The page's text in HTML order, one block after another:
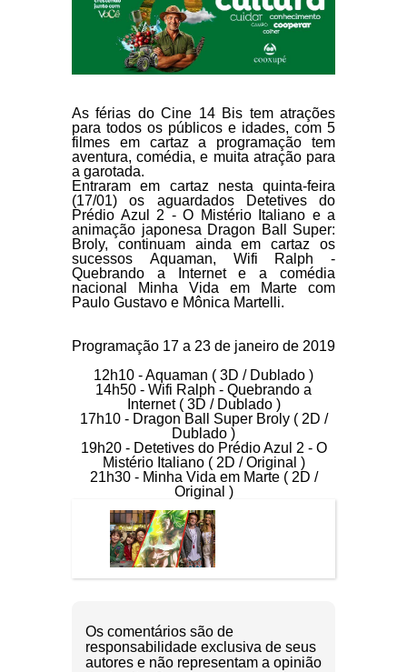
As férias do Cine 14 Bis tem atrações
para todos os públicos e idades, com 5
filmes em cartaz a programação tem
aventura, comédia, e muita atração para
a garotada.
Entraram em cartaz nesta quinta-feira
(17/01) os aguardadosDetetives do
Prédio Azul 2 - O Mistério Italiano e a
animação japonesa Dragon Ball Super:
Broly, continuam ainda em cartaz os
sucessos Aquaman, Wifi Ralph -
Quebrando a Internete a comédia
nacional
Minha Vida em Marte com
Paulo Gustavo e Mônica Martelli.
Programação 17 a 23 de janeiro de 2019
12h10 - Aquaman ( 3D / Dublado )
14h50 - Wifi Ralph - Quebrando a
Internet ( 3D / Dublado )
17h10 - Dragon Ball Super Broly ( 2D /
Dublado )
19h20 - Detetives do Prédio Azul 2 - O
Mistério Italiano ( 2D / Original )
21h30 - Minha Vida em Marte ( 2D /
Original )
Os comentários são de
responsabilidade exclusiva de seus
autores e não representam a opinião